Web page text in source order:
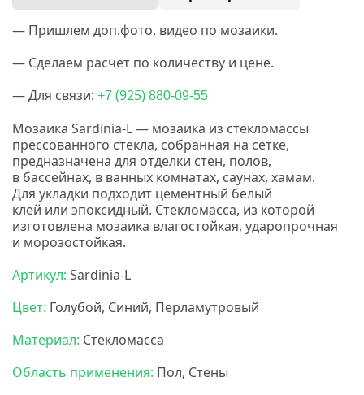
— Пришлем доп.фото, видео по мозаики.
— Сделаем расчет по количеству и цене.
— Для связи: +7 (925) 880-09-55
Мозаика Sardinia-L — мозаика из стекломассы
прессованного стекла, собранная на сетке,
предназначена для отделки стен, полов,
в бассейнах, в ванных комнатах, саунах, хамам.
Для укладки подходит цементный белый
клей или эпоксидный. Стекломасса, из которой
изготовлена мозаика влагостойкая, ударопрочная
и морозостойкая.
Артикул: Sardinia-L
Цвет: Голубой, Синий, Перламутровый
Материал: Стекломасса
Область применения: Пол, Стены